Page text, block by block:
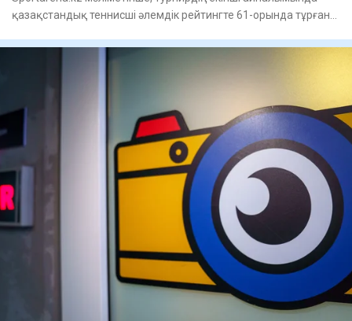
қазақстандық теннисші әлемдік рейтингте 61-орында тұрған